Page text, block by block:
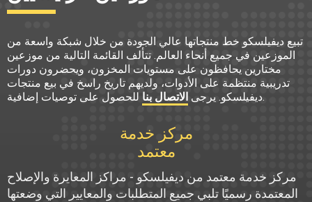
تبيع ديفيلسكو خط منتجاتها عالي الجودة من خلال شبكة واسعة من
الموزعين في جميع أنحاء العالم. تتألف القائمة التالية من موزعين
مختارين يحافظون على مستويات المخزون، ويحضرون دورات
تدريبية منتظمة على الأدوات، ولديهم تاريخ راسخ في بيع منتجات
ديفيلسكو. يرجى الاتصال بنا للحصول على توصيات إضافية.
مركز خدمة
معتمد
مركز خدمة معتمد من ديفيلسكو - مراكز المعايرة والإصلاح
المعتمدة رسميًا تلبي جميع المتطلبات والمعايير التي وضعتها